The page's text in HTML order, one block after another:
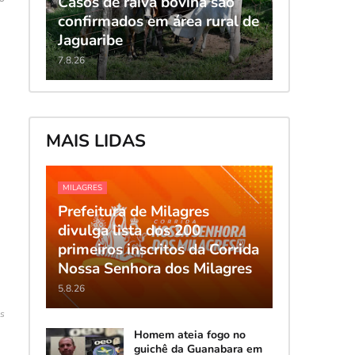
confirmados em área rural de
Jaguaribe
7.8.26
MAIS LIDAS
MILAGRES
Prefeitura de Milagres
divulga lista dos 200
primeiros inscritos da Corrida
Nossa Senhora dos Milagres
5.8.26
Homem ateia fogo no
guichê da Guanabara em